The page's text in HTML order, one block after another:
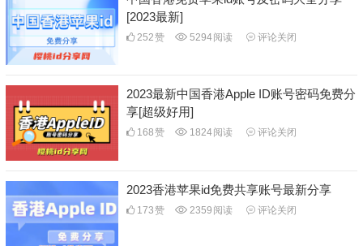
[2023最新]
252赞 5294阅读 评论关闭
2023最新中国香港Apple ID账号密码免费分
享[超级好用]
168赞 1824阅读 评论关闭
2023香港苹果id免费共享账号最新分享
173赞 2359 阅读 评论关闭